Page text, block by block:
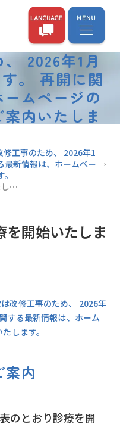
せ】いすゞ病
2026年1月
。 再開に関
ムページの
案内いたしま
修工事のため、 2026年1
最新情報は、ホームペー
し…
開始いたしま
改修工事のため、 2026年
する最新情報は、ホーム
します。
内
のとおり診療を開